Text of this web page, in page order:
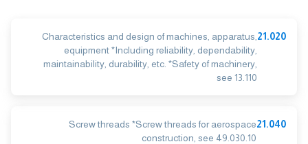
21.020
Characteristics and design of machines, apparatus,
equipment *Including reliability, dependability,
maintainability, durability, etc. *Safety of machinery,
see 13.110
21.040
Screw threads *Screw threads for aerospace
construction, see 49.030.10